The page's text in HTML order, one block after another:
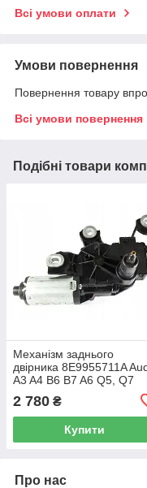
Всі умови оплати
Умови повернення
Повернення товару
Всі умови повернення
Подібні товари
Механізм заднього
двірника 8E9955711A
A3 A4 B6 B7 A6 Q5, Q7
2 780 ₴
Купити
Про нас